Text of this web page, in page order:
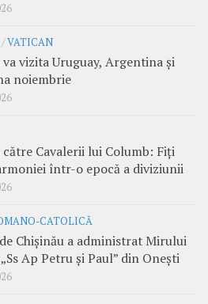
/VATICAN
va vizita Uruguay, Argentina și
noiembrie
către Cavalerii lui Columb: Fiți
într-o epocă a diviziunii
CATOLICĂ
Chișinău a administrat Mirului
Ap Petru și Paul” din Onești